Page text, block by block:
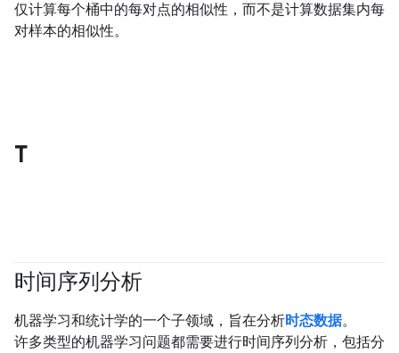
仅计算每个桶中的每对点的相似性，而不是计算数据集内每
对样本的相似性。
T
时间序列分析
机器学习和统计学的一个子领域，旨在分析时态数据。
许多类型的机器学习问题都需要进行时间序列分析，包括分